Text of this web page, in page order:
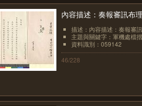
內容描述：奏報審訊布
描述：內容描述：奏報審
主題與關鍵字：軍機處檔
資料識別：059142
46/228